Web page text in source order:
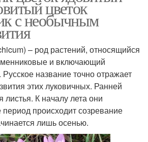
цветок
с необычным
– род растений, относящийся
и включающий
название точно отражает
этих луковичных. Ранней
листья. К началу лета они
происходит созревание
лишь осенью.